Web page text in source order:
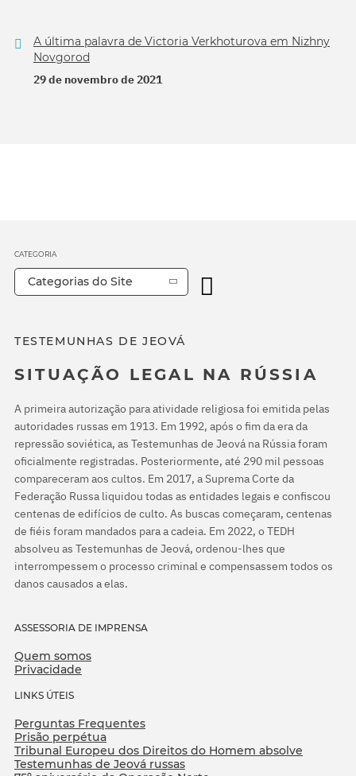
A última palavra de Victoria Verkhoturova em Nizhny
Novgorod
29 de novembro de 2021
TESTEMUNHAS DE JEOVÁ
SITUAÇÃO LEGAL NA RÚSSIA
A primeira autorização para atividade religiosa foi emitida pelas
autoridades russas em 1913. Em 1992, após o fim da era da
repressão soviética, as Testemunhas de Jeová na Rússia foram
oficialmente registradas. Posteriormente, até 290 mil pessoas
compareceram aos cultos. Em 2017, a Suprema Corte da
Federação Russa liquidou todas as entidades legais e confiscou
centenas de edifícios de culto. As buscas começaram, centenas
de fiéis foram mandados para a cadeia. Em 2022, o TEDH
absolveu as Testemunhas de Jeová, ordenou-lhes que
interrompessem o processo criminal e compensassem todos os
danos causados a elas.
ASSESSORIA DE IMPRENSA
Quem somos
Privacidade
LINKS ÚTEIS
Perguntas Frequentes
Prisão perpétua
Tribunal Europeu dos Direitos do Homem absolve
Testemunhas de Jeová russas
CATEGORIA
Categorias do Site